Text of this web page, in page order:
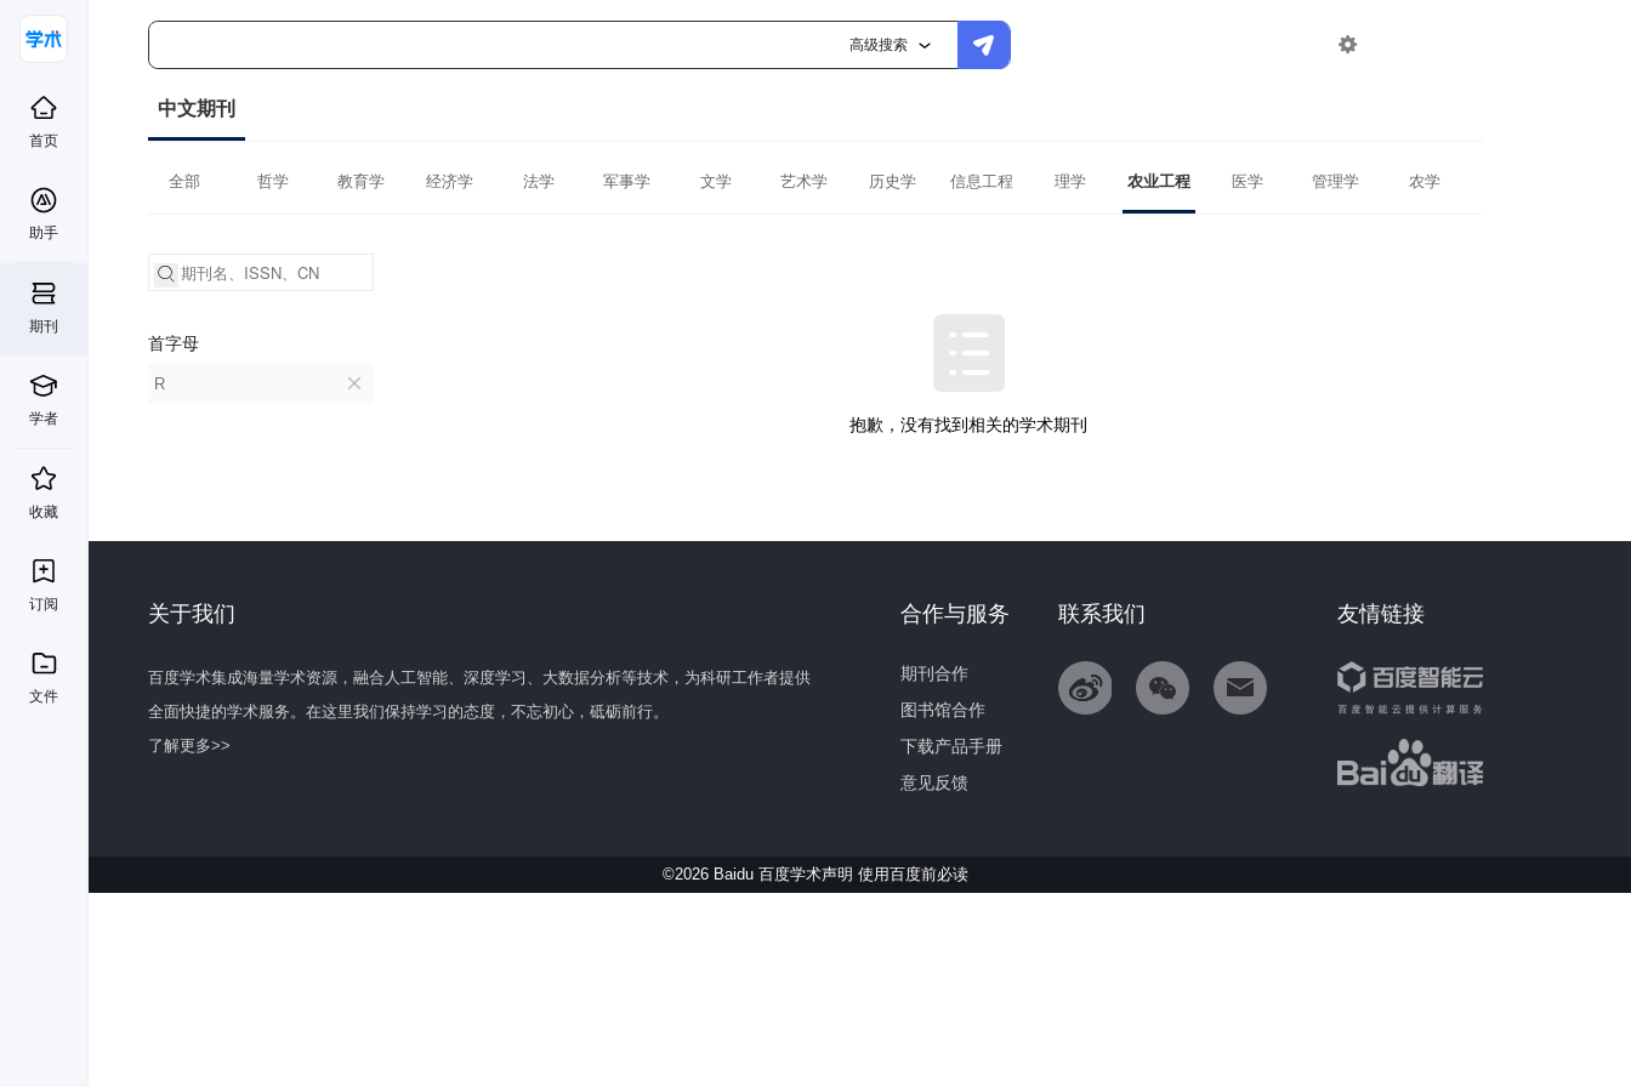
高级搜索 
首页
助手
期刊
学者
收藏
订阅
文件
中文期刊
全部 哲学 教育学 经济学 法学 军事学 文学 艺术学 历史学 信息工程 理学 农业工程 医学 管理学 农学
首字母
R
抱歉，没有找到相关的学术期刊
关于我们
百度学术集成海量学术资源，融合人工智能、深度学习、大数据分析等技术，为科研工作者提供
全面快捷的学术服务。在这里我们保持学习的态度，不忘初心，砥砺前行。
了解更多>>
友情链接
联系我们
合作与服务
期刊合作
图书馆合作
下载产品手册
意见反馈
©2026 Baidu 百度学术声明 使用百度前必读